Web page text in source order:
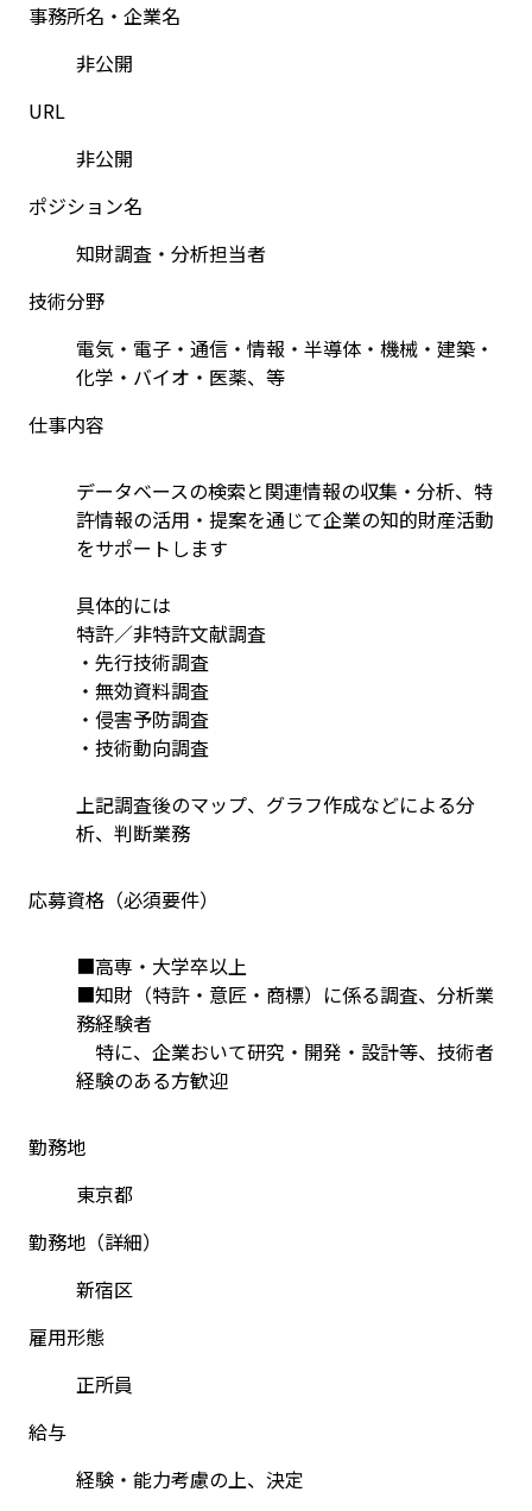
事務所名・企業名
非公開
URL
非公開
ポジション名
知財調査・分析担当者
技術分野
電気・電子・通信・情報・半導体・機械・建築・
化学・バイオ・医薬、等
仕事内容
データベースの検索と関連情報の収集・分析、特
許情報の活用・提案を通じて企業の知的財産活動
をサポートします
具体的には
特許／非特許文献調査
・先行技術調査
・無効資料調査
・侵害予防調査
・技術動向調査
上記調査後のマップ、グラフ作成などによる分
析、判断業務
応募資格（必須要件）
■高専・大学卒以上
■知財（特許・意匠・商標）に係る調査、分析業
務経験者
特に、企業おいて研究・開発・設計等、技術者
経験のある方歓迎
勤務地
東京都
勤務地（詳細）
新宿区
雇用形態
正所員
給与
経験・能力考慮の上、決定